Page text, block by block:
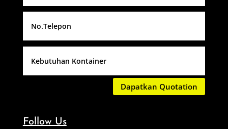
Dapatkan Quotation
Follow Us